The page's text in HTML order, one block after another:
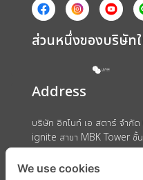
ส่วนหนึ่งของบริษัท
Address
บริษัท อิกไนท์ เอ สตาร์ จำกั
ignite สาขา MBK Tower ชั้
ถนนพญาไท แขวงวังใหม่ เข
We use cookies